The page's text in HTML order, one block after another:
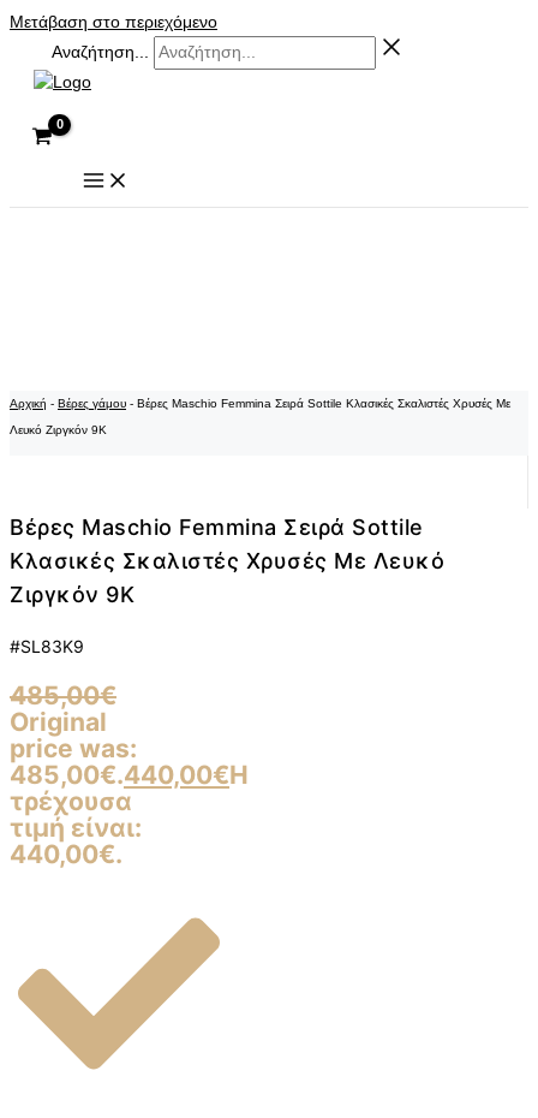
Μετάβαση στο περιεχόμενο
Αναζήτηση...
Αρχική - Βέρες γάμου - Βέρες Maschio Femmina Σειρά Sottile Κλασικές Σκαλιστές Χρυσές Με
Λευκό Ζιργκόν 9Κ
Βέρες Maschio Femmina Σειρά Sottile
Κλασικές Σκαλιστές Χρυσές Με Λευκό
Ζιργκόν 9Κ
#SL83K9
485,00€
Original
price was:
485,00€.440,00€Η
τρέχουσα
τιμή είναι:
440,00€.